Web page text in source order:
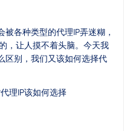
各种类型的代理IP弄迷糊，
，让人摸不着头脑。今天我
区别，我们又该如何选择代